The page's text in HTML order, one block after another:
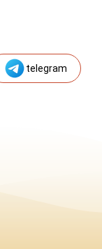
telegram